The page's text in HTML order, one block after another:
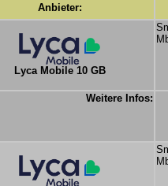
Anbieter:
Lyca Mobile 10 GB
Weitere Infos: